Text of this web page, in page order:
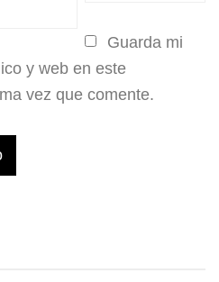
Guarda mi
y web en este
vez que comente.